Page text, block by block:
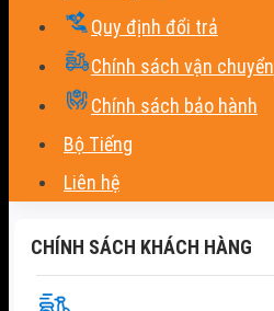
Quy định đổi trả
Chính sách vận chuyển
Chính sách bảo hành
Bộ Tiếng
Liên hệ
CHÍNH SÁCH KHÁCH HÀNG